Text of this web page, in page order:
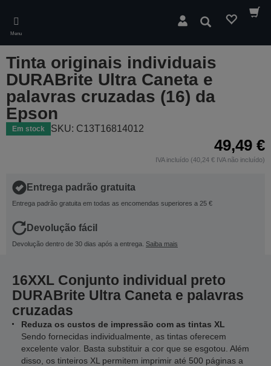
main
content
Menu
Pesquisar
Tinta originais individuais
DURABrite Ultra Caneta e
palavras cruzadas (16) da
Epson
Em stock SKU: C13T16814012
49,49 €
IVA incluído (40,24 € IVA não incluído)
Entrega padrão gratuita
Entrega padrão gratuita em todas as encomendas superiores a 25 €
Devolução fácil
Devolução dentro de 30 dias após a entrega. Saiba mais
16XXL Conjunto individual preto
DURABrite Ultra Caneta e palavras
cruzadas
Reduza os custos de impressão com as tintas XL
Sendo fornecidas individualmente, as tintas oferecem
excelente valor. Basta substituir a cor que se esgotou. Além
disso, os tinteiros XL permitem imprimir até 500 páginas a